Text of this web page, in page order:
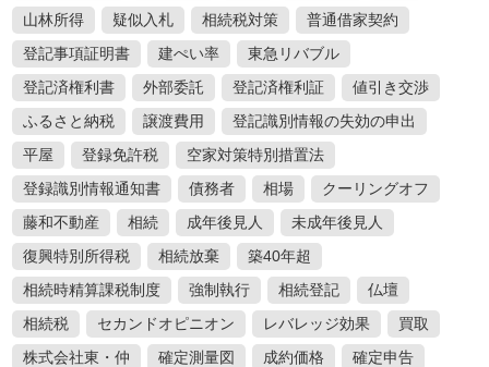
山林所得
疑似入札 相続税対策
普通借家契約
登記事項証明書
建ぺい率
東急リバブル
登記済権利書
外部委託 登記済権利証
値引き交渉
ふるさと納税
譲渡費用
登記識別情報の失効の申出
平屋
登録免許税
空家対策特別措置法
登録識別情報通知書
債務者 相場
クーリングオフ
藤和不動産
相続 成年後見人
未成年後見人
復興特別所得税
相続放棄
築40年超
相続時精算課税制度
強制執行 相続登記
仏壇
相続税
セカンドオピニオン レバレッジ効果
買取
株式会社東・仲
確定測量図 成約価格
確定申告